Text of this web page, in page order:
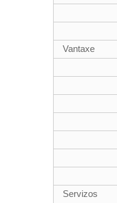
Vantaxe
Servizos